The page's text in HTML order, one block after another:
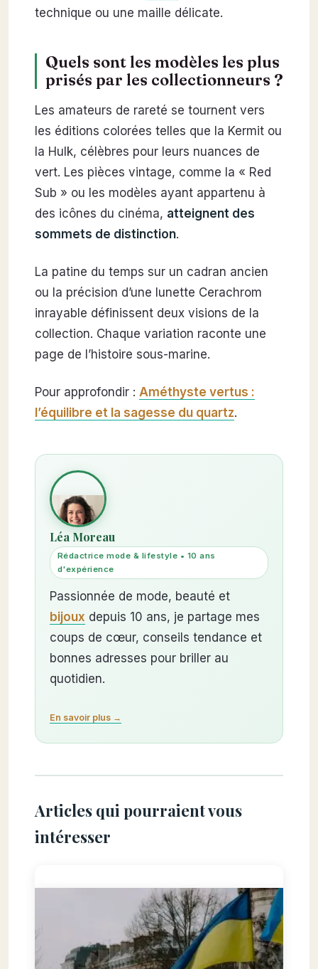
technique ou une maille délicate.
Quels sont les modèles les plus
prisés par les collectionneurs ?
Les amateurs de rareté se tournent vers
les éditions colorées telles que la Kermit ou
la Hulk, célèbres pour leurs nuances de
vert. Les pièces vintage, comme la « Red
Sub » ou les modèles ayant appartenu à
des icônes du cinéma, atteignent des
sommets de distinction.
La patine du temps sur un cadran ancien
ou la précision d’une lunette Cerachrom
inrayable définissent deux visions de la
collection. Chaque variation raconte une
page de l’histoire sous-marine.
Pour approfondir : Améthyste vertus :
l’équilibre et la sagesse du quartz.
Léa Moreau
Rédactrice mode & lifestyle • 10 ans
d'expérience
Passionnée de mode, beauté et
bijoux depuis 10 ans, je partage mes
coups de cœur, conseils tendance et
bonnes adresses pour briller au
quotidien.
En savoir plus →
Articles qui pourraient vous
intéresser